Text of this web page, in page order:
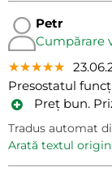
Petr
Cumpărare
★★★★★
★★★★★
★★★★★
Presostatul
Preț bun.
Tradus automat
arată textul